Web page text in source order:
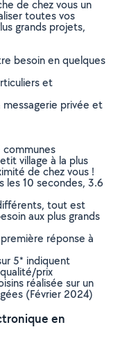
de chez vous un
toutes vos
grands projets,
besoin en quelques
et
messagerie privée et
village à la plus
de chez vous !
les 10 secondes, 3.6
tout est
aux plus grands
réponse à
5* indiquent
prix
réalisée sur un
(Février 2024)
en